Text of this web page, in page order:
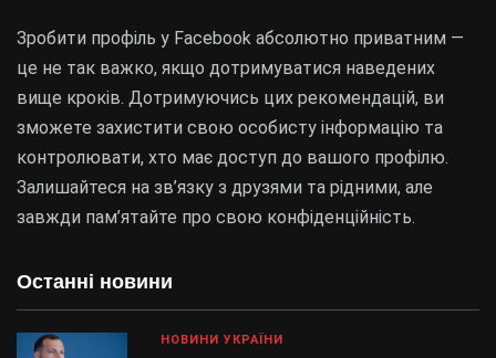
Останні новини
НОВИНИ УКРАЇНИ
Зробити профіль у Facebook абсолютно приватним —
це не так важко, якщо дотримуватися наведених
вище кроків. Дотримуючись цих рекомендацій, ви
зможете захистити свою особисту інформацію та
контролювати, хто має доступ до вашого профілю.
Залишайтеся на зв’язку з друзями та рідними, але
завжди пам’ятайте про свою конфіденційність.